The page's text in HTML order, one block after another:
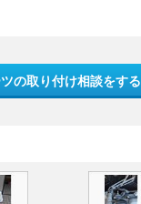
の取り付け相談をする